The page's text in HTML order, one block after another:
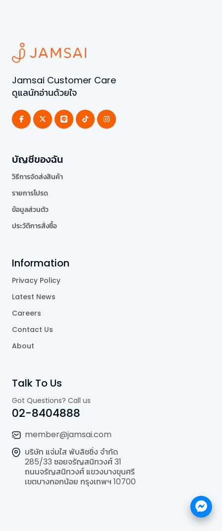
Jamsai Customer Care
ดูแลนักอ่านด้วยใจ
บัญชีของฉัน
วิธีการจัดส่งสินค้า
รายการโปรด
ข้อมูลส่วนตัว
ประวัติการสั่งซื้อ
Information
Privacy Policy
Latest News
Careers
Contact Us
About
Talk To Us
Got Questions? Call us
02-8404888
member@jamsai.com
บริษัท แจ่มใส พับลิชชิ่ง จำกัด
285/33 ซอยจรัญสนิทวงศ์ 31
ถนนจรัญสนิทวงศ์ แขวงบางขุนศรี
เขตบางกอกน้อย กรุงเทพฯ 10700